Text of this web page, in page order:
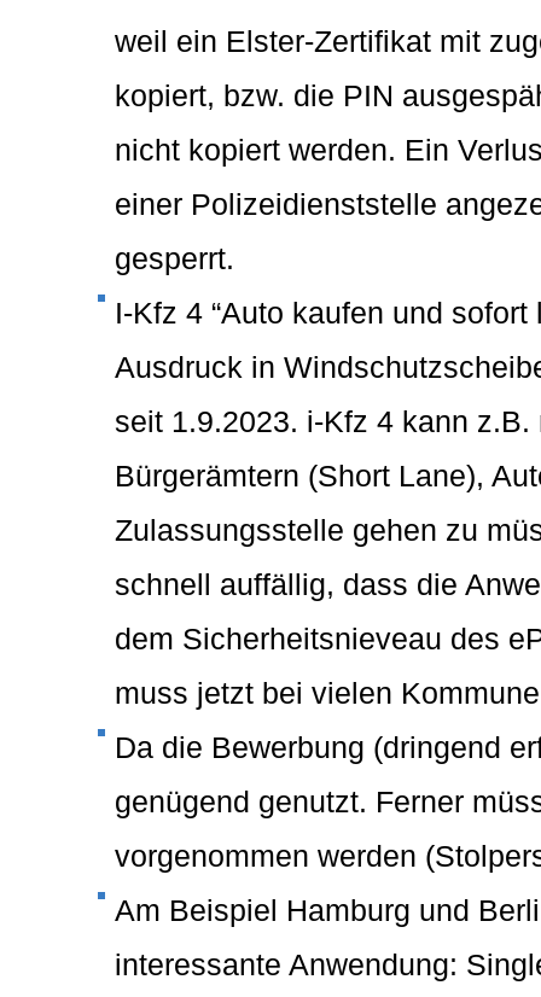
weil ein Elster-Zertifikat mit
kopiert, bzw. die PIN
nicht kopiert werden. Ein
einer Polizeidienststelle
gesperrt.
I-Kfz 4 “Auto kaufen und
Ausdruck in
seit 1.9.2023. i-Kfz 4 kann
Bürgerämtern (Short Lane),
Zulassungsstelle gehen zu
schnell auffällig, dass die
dem Sicherheitsnieveau des
muss jetzt bei vielen
Da die Bewerbung (dringend
genügend genutzt. Ferner
vorgenommen werden
Am Beispiel Hamburg und
interessante Anwendung: